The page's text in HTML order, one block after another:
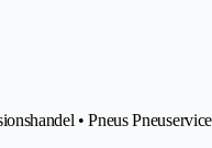
• Pneus